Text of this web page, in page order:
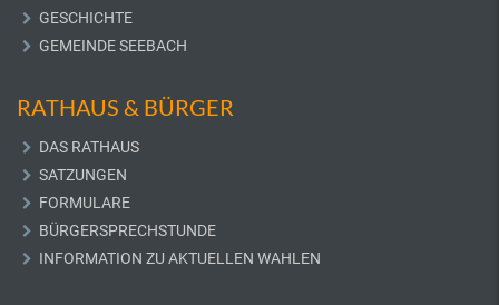
GESCHICHTE
GEMEINDE SEEBACH
RATHAUS & BÜRGER
DAS RATHAUS
SATZUNGEN
FORMULARE
BÜRGERSPRECHSTUNDE
INFORMATION ZU AKTUELLEN WAHLEN